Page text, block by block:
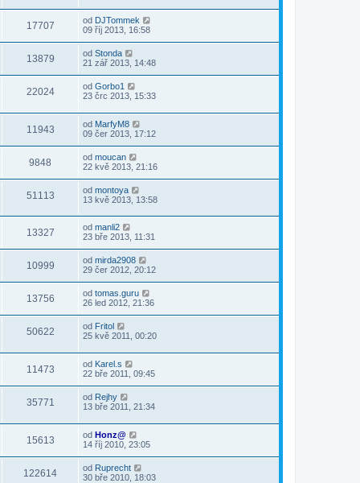
17707 od DJTommek
09 říj 2013, 16:58
13879 od Stonda
21 zář 2013, 14:48
22024 od Gorbo1
23 črc 2013, 15:33
11943 od MarfyM8
09 čer 2013, 17:12
9848 od moucan
22 kvě 2013, 21:16
51113 od montoya
13 kvě 2013, 13:58
13327 od manli2
23 bře 2013, 11:31
10999 od mirda2908
29 čer 2012, 20:12
13756 od tomas.guru
26 led 2012, 21:36
50622 od Fritol
25 kvě 2011, 00:20
11473 od Karel.s
22 bře 2011, 09:45
35771 od Rejhy
13 bře 2011, 21:34
15613 od Honz@
14 říj 2010, 23:05
122614 od Ruprecht
30 bře 2010, 18:03